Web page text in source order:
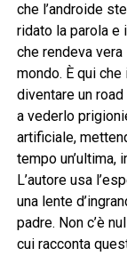
che l’androide
ridato la parola e
che rendeva
mondo. È qui
diventare un
a vederlo
artificiale,
tempo
L’autore usa
una lente
padre. Non c’è
cui racconta